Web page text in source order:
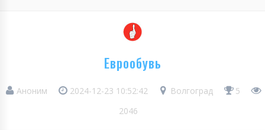
Еврообувь
Аноним 2024-12-23 10:52:42 Волгоград
5
2046